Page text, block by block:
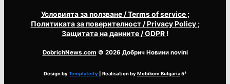
Условията за ползване/ Terms of service ;
Политиката за поверителност/ Privacy Policy ;
Защитата на данните/ GDPR !
DobrichNews.com © 2026 Добрич Новини novini
Design byTemplateify | Realisation byMobikom Bulgaria5³